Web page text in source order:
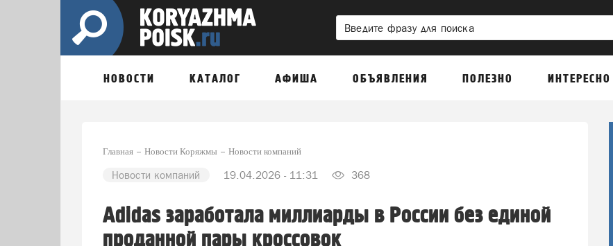
НОВОСТИ КАТАЛОГ АФИША ОБЪЯВЛЕНИЯ ПОЛЕЗНО ИНТЕРЕСНО
Главная Новости Коряжмы Новости компаний
Новости компаний 19.04.2026 - 11:31 368
Adidas заработала миллиарды в России без единой
проданной пары кроссовок